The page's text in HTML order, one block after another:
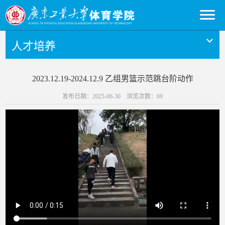
人才培养
2023.12.19-2024.12.9 乙组男篮示范跳台阶动作
发布日期：2025-06-30 浏览次数： 69